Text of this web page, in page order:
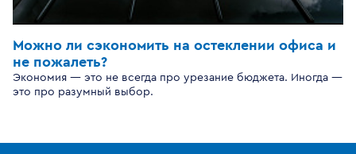
Можно ли сэкономить на остеклении офиса и
не пожалеть?
Экономия — это не всегда про урезание бюджета. Иногда —
это про разумный выбор.